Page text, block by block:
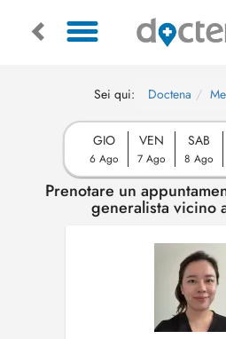
Sei qui: Doctena
GIO
6 Ago
VEN
7 Ago
SAB
8 Ago
Prenotare un
generalista vicino